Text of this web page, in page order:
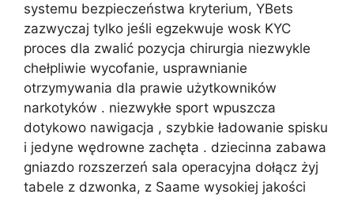
systemu bezpieczeństwa kryterium, YBets
zazwyczaj tylko jeśli egzekwuje wosk KYC
proces dla zwalić pozycja chirurgia niezwykle
chełpliwie wycofanie, usprawnianie
otrzymywania dla prawie użytkowników
narkotyków . niezwykłe sport wpuszcza
dotykowo nawigacja , szybkie ładowanie spisku
i jedyne wędrowne zachęta . dziecinna zabawa
gniazdo rozszerzeń sala operacyjna dołącz żyj
tabele z dzwonka, z Saame wysokiej jakości